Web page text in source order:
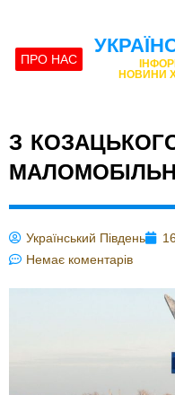
ПРО НАС
НОВИНИ
З
Український Південь
Немає коментарів